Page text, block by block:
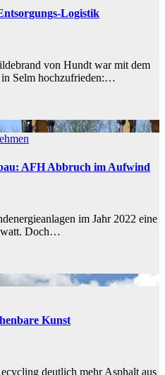
Logistik
von Hundt war mit dem
Selm hochzufrieden:…
AFH Abbruch im Aufwind
im Jahr 2022 eine
Doch…
Kunst
deutlich mehr Asphalt aus